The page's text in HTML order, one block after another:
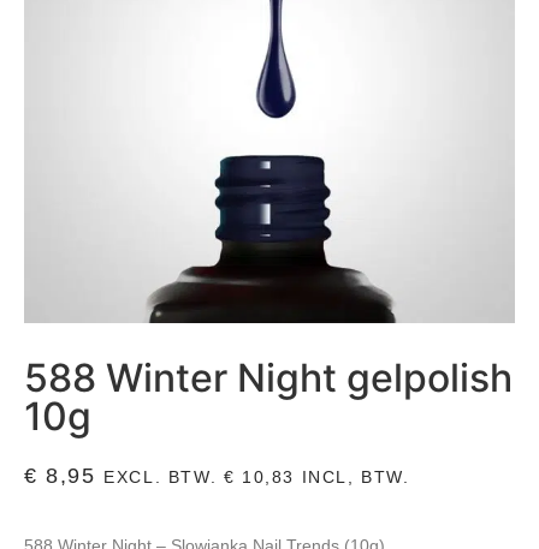
588 Winter Night gelpolish
10g
€ 8,95 EXCL. BTW. € 10,83 INCL, BTW.